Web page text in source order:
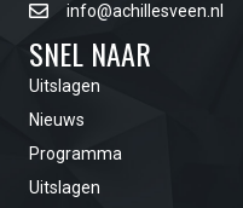
info@achillesveen.nl
SNEL NAAR
Uitslagen
Nieuws
Programma
Uitslagen